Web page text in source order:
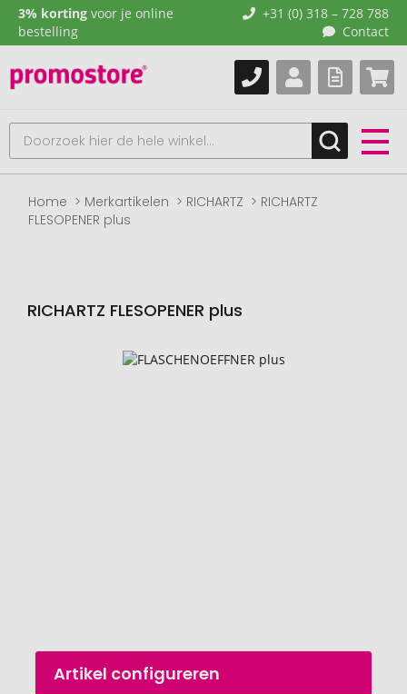
3% korting voor je online
bestelling
+31 (0) 318 – 728 788
Contact
Home Merkartikelen RICHARTZ
RICHARTZ
FLESOPENER plus
RICHARTZ FLESOPENER plus
Naar
Artikel configureren